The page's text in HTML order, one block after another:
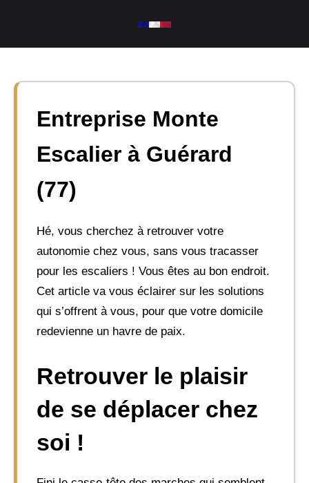
contenu
Entreprise Monte
Escalier à Guérard
(77)
Hé, vous cherchez à retrouver votre
autonomie chez vous, sans vous tracasser
pour les escaliers ! Vous êtes au bon endroit.
Cet article va vous éclairer sur les solutions
qui s’offrent à vous, pour que votre domicile
redevienne un havre de paix.
Retrouver le plaisir
de se déplacer chez
soi !